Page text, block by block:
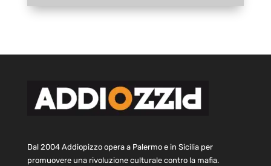
Dal 2004 Addiopizzo opera a Palermo e in Sicilia per
promuovere una rivoluzione culturale contro la mafia.